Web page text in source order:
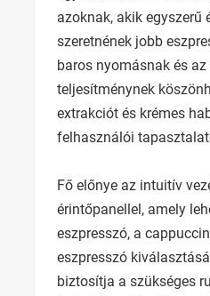
azoknak, akik egyszerű
szeretnének jobb
baros nyomásnak és az
teljesítménynek
extrakciót és krémes
felhasználói
Fő előnye az intuitív
érintőpanellel, amely
eszpresszó, a
eszpresszó
biztosítja a szükséges